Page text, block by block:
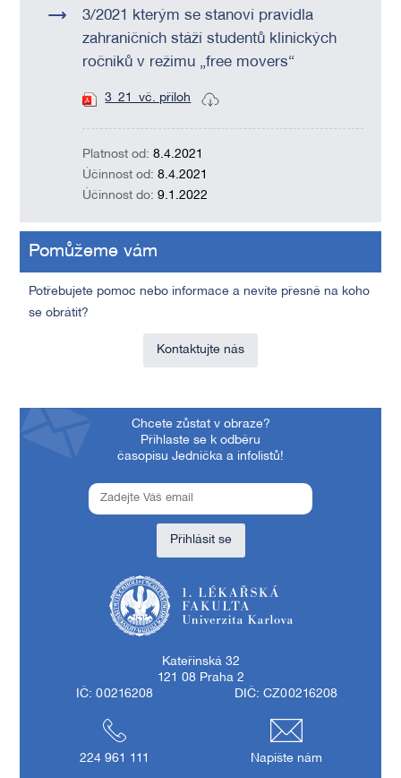
3/2021 kterým se stanoví pravidla
zahraničních stáží studentů klinických
ročníků v režimu „free movers“
3_21_vč. příloh
Platnost od:8.4.2021
Účinnost od:8.4.2021
Účinnost do:9.1.2022
Pomůžeme vám
Potřebujete pomoc nebo informace a nevíte přesně na koho
se obrátit?
Kontaktujte nás
Chcete zůstat v obraze?
Přihlaste se k odběru
časopisu Jednička a infolistů!
Přihlásit se
Kateřinská 32
121 08 Praha 2
IČ: 00216208
DIČ: CZ00216208
224 961 111 Napište nám